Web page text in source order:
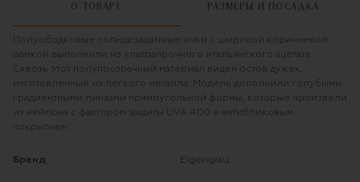
О ТОВАРЕ РАЗМЕРЫ И ПОСАДКА
Полуободковые солнцезащитные очки с широкой коричневой
рамкой выполнили из ультрапрочного итальянского ацетата.
Сквозь этот полупрозрачный материал виден остов дужек,
изготовленный из легкого металла. Модель дополнили голубыми
градиентными линзами прямоугольной формы, которые произвели
из нейлона с фактором защиты UVA 400 и антибликовым
покрытием.
Бренд Eigengrau